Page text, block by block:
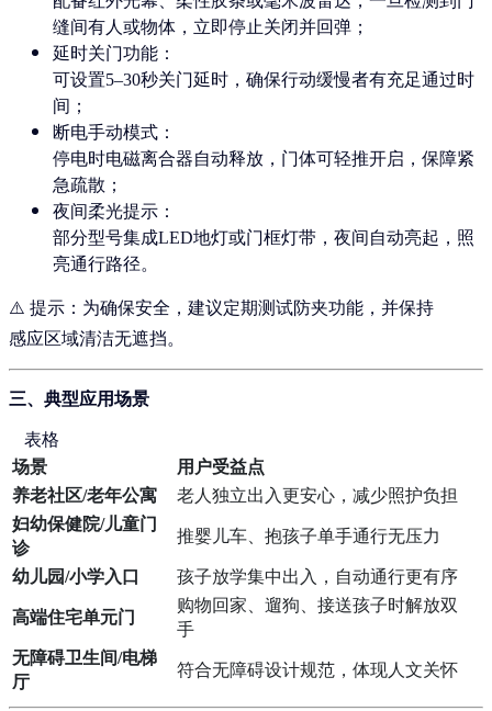
缝间有人或物体，立即停止关闭并回弹；
延时关门功能 ：
可设置5–30秒关门延时，确保行动缓慢者有充足通过时
间；
断电手动模式 ：
停电时电磁离合器自动释放，门体可轻推开启，保障紧
急疏散；
夜间柔光提示 ：
部分型号集成LED地灯或门框灯带，夜间自动亮起，照
亮通行路径。
⚠️ 提示：为确保安全，建议定期测试防夹功能，并保持
感应区域清洁无遮挡。
三、典型应用场景
表格
场景
用户受益点
养老社区/老年公寓
老人独立出入更安心，减少照护负担
妇幼保健院/儿童门
诊
推婴儿车、抱孩子单手通行无压力
幼儿园/小学入口 孩子放学集中出入，自动通行更有序
高端住宅单元门
购物回家、遛狗、接送孩子时解放双
手
无障碍卫生间/电梯
厅
符合无障碍设计规范，体现人文关怀